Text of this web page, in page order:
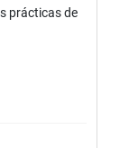
prácticas de